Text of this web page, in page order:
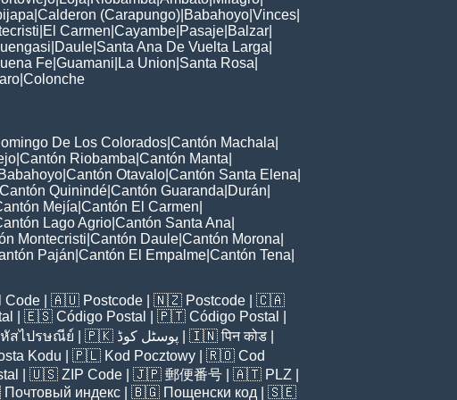
Calderon (Carapungo) Babahoyo Vinces
El Carmen Cayambe Pasaje Balzar
Daule Santa Ana De Vuelta Larga
Fe Guamani La Union Santa Rosa
Colonche
De Los Colorados Cantón Machala
Cantón Riobamba Cantón Manta
Cantón Otavalo Cantón Santa Elena
Cantón Quinindé Cantón Guaranda Durán
Mejía Cantón El Carmen
Lago Agrio Cantón Santa Ana
Montecristi Cantón Daule Cantón Morona
Paján Cantón El Empalme Cantón Tena
Code | 🇦🇺 Postcode | 🇳🇿 Postcode | 🇨🇦
| 🇪🇸 Código Postal | 🇵🇹 Código Postal
สไปรษณีย์ | 🇵🇰 پوسٹل کوڈ | 🇮🇳पिन कोड
Kodu | 🇵🇱 Kod Pocztowy | 🇷🇴 Cod
| 🇺🇸 ZIP Code | 🇯🇵 郵便番号 | 🇦🇹 PLZ
Почтовый индекс | 🇧🇬 Пощенски код | 🇸🇪